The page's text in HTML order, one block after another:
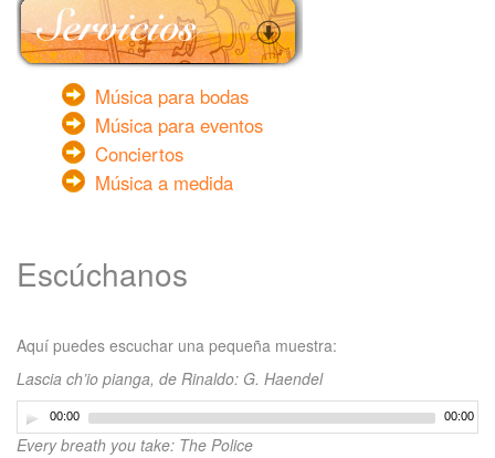
Música para bodas
Música para eventos
Conciertos
Música a medida
Escúchanos
Aquí puedes escuchar una pequeña muestra:
Lascia ch’io pianga, de Rinaldo: G. Haendel
00:00 00:00
Every breath you take: The Police